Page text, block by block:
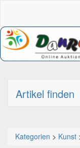
Artikel finden
Kategorien > Kunst